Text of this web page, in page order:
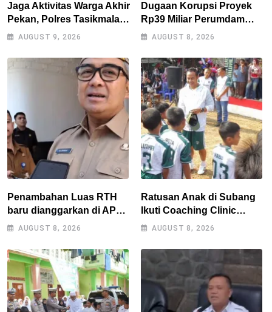
Jaga Aktivitas Warga Akhir
Pekan, Polres Tasikmalaya
Gencarkan Patroli Blue
AUGUST 9, 2026
Dugaan Korupsi Proyek
Rp39 Miliar Perumdam
Tirta Darma Ayu Disorot,
Jabar Supervisi
AUGUST 8, 2026
Penambahan Luas RTH
baru dianggarkan di APBD
2027, Walikota tidak
AUGUST 8, 2026
Ratusan Anak di Subang
Ikuti Coaching Clinic
Bersama Legenda Persib
AUGUST 8, 2026